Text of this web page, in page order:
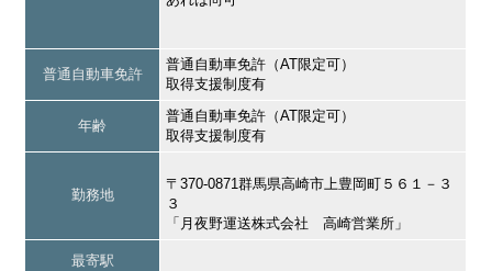
普通自動車免許
普通自動車免許（AT限定可）
取得支援制度有
年齢
普通自動車免許（AT限定可）
取得支援制度有
勤務地
〒370-0871群馬県高崎市上豊岡町５６１－３
３
「月夜野運送株式会社 高崎営業所」
最寄駅